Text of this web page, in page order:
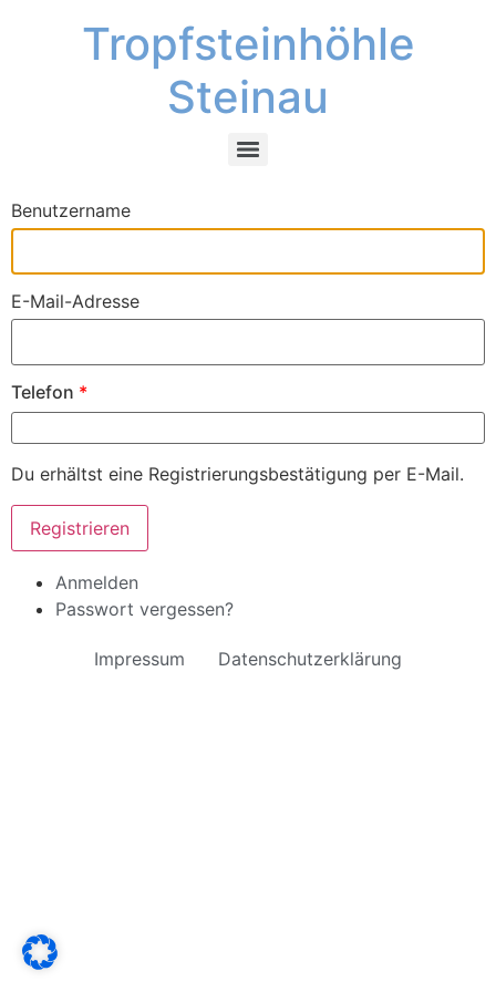
Tropfsteinhöhle
Steinau
Benutzername
E-Mail-Adresse
Telefon *
Du erhältst eine Registrierungsbestätigung per E-Mail.
Registrieren
Anmelden
Passwort vergessen?
Impressum Datenschutzerklärung